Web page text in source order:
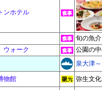
ンホテル
旬の魚
ォーク
公園の
泉大津
物館 弥生文